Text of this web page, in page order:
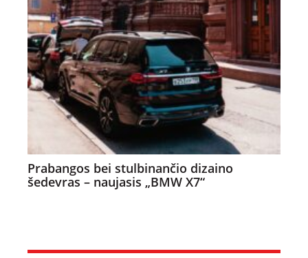
Prabangos bei stulbinančio dizaino
šedevras – naujasis „BMW X7“